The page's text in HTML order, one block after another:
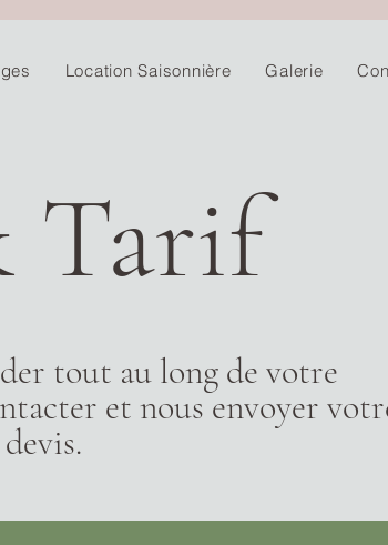
Location Saisonnière Galerie
Tarif
tout au long de votre
et nous envoyer